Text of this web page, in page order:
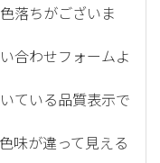
落ちがございま
合わせフォームよ
ている品質表示で
味が違って見える